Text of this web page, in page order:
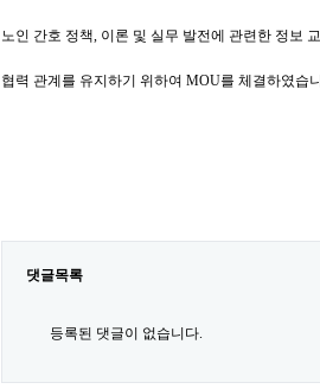
노인 간호 정책, 이론 및 실무 발전에 관련한 정보
협력 관계를 유지하기 위하여 MOU를 체결하였습
댓글목록
등록된 댓글이 없습니다.